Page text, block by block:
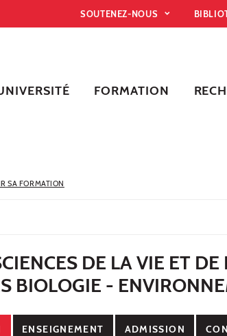
SOUTENEZ-NOUS
FORMATION
SA FORMATION
DE LA VIE ET DE
BIOLOGIE -
ENSEIGNEMENT ADMISSION